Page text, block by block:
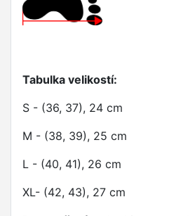
Tabulka velikostí:
S - (36, 37), 24 cm
M - (38, 39), 25 cm
L - (40, 41), 26 cm
XL- (42, 43), 27 cm